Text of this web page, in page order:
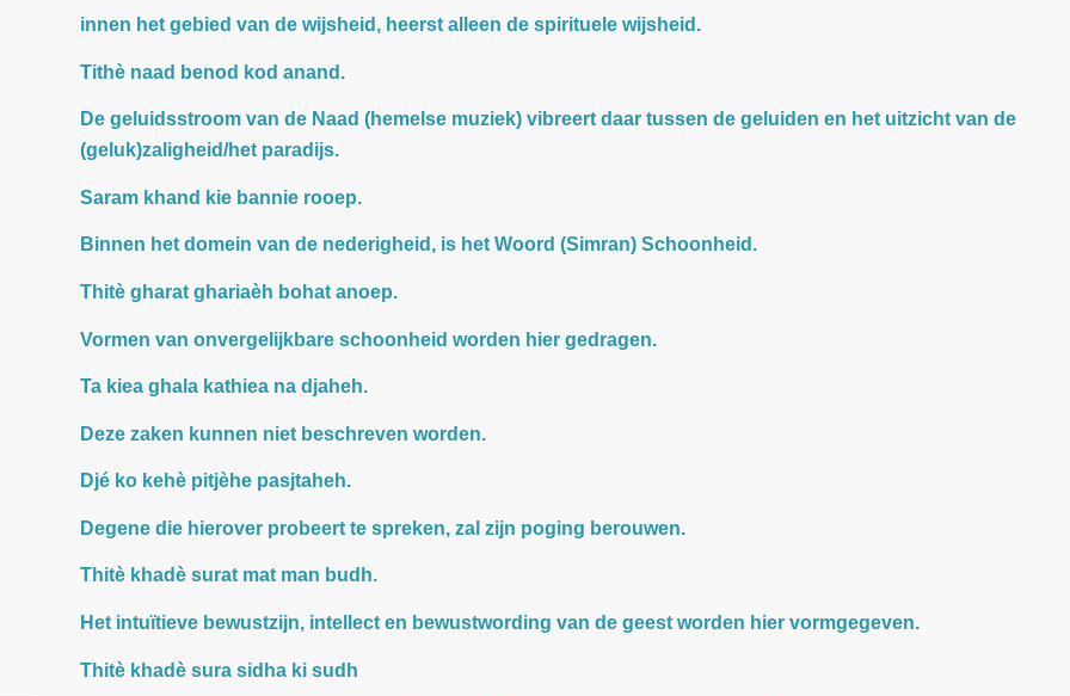
innen het gebied van de wijsheid, heerst alleen de spirituele wijsheid.
Tithè naad benod kod anand.
De geluidsstroom van de Naad (hemelse muziek) vibreert daar tussen de geluiden en het uitzicht van de
(geluk)zaligheid/het paradijs.
Saram khand kie bannie rooep.
Binnen het domein van de nederigheid, is het Woord (Simran) Schoonheid.
Thitè gharat ghariaèh bohat anoep.
Vormen van onvergelijkbare schoonheid worden hier gedragen.
Ta kiea ghala kathiea na djaheh.
Deze zaken kunnen niet beschreven worden.
Djé ko kehè pitjèhe pasjtaheh.
Degene die hierover probeert te spreken, zal zijn poging berouwen.
Thitè khadè surat mat man budh.
Het intuïtieve bewustzijn, intellect en bewustwording van de geest worden hier vormgegeven.
Thitè khadè sura sidha ki sudh